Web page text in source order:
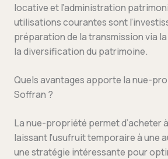
locative et l’administration
utilisations courantes sont
préparation de la transmission via
la diversification du patrimoine.
Quels avantages apporte la nue-
Soffran ?
La nue-propriété permet d’acheter
laissant l’usufruit temporaire à une
une stratégie intéressante pour